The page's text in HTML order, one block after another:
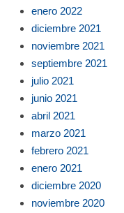
enero 2022
diciembre 2021
noviembre 2021
septiembre 2021
julio 2021
junio 2021
abril 2021
marzo 2021
febrero 2021
enero 2021
diciembre 2020
noviembre 2020